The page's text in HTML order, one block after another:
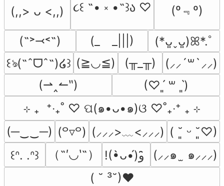
(,,> ᴗ <,,) ૮꒰ ˶• ༝ •˶꒱ა ♡ (º﹃º)
(˶˃⤙˂˶) (_　_|||)
(*ᴗ͈ˬᴗ͈)ꕤ*.ﾟ
꒰ঌ(˶ˆᗜˆ˵)໒꒱ (≧◡≦) (╥_╥)
(⸝⸝´꒳`⸝⸝)
(⇀‸↼‶)
(♡ˊ͈ ꒳ ˋ͈)
⊹ ₊  ⁺‧₊˚ ♡ ପ(๑•ᴗ•๑)ଓ ♡˚₊‧⁺ ₊ ⊹
(─‿‿─) (꒪▿꒪) (⸝⸝⸝>﹏<⸝⸝⸝) ( ˘͈ ᵕ ˘͈♡)
꒰ᐢ. .ᐢ꒱
（˶′◡‵˶）
(⸝⸝๑  ̫ ๑⸝⸝⸝)
( ˘ ³˘)♥